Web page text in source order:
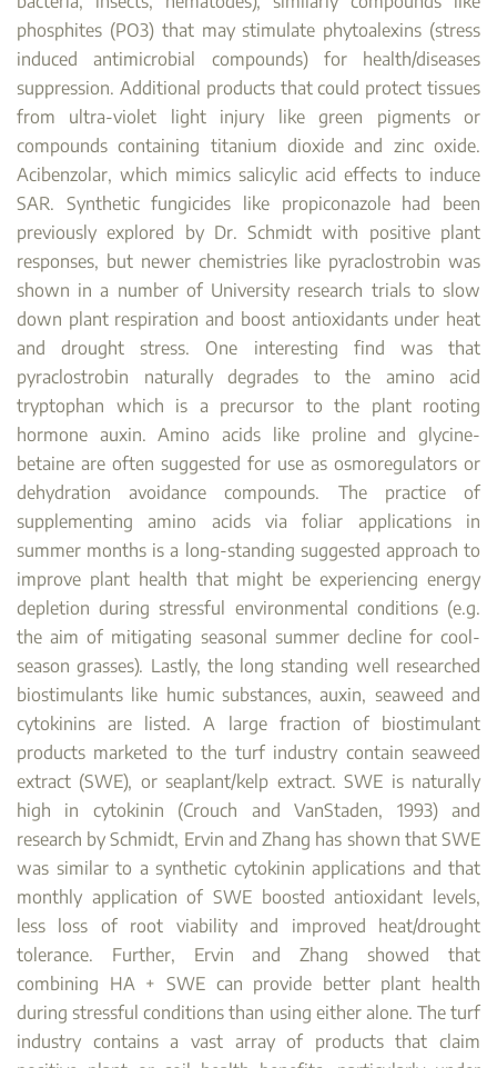
phosphites (PO3) that may stimulate phytoalexins (stress
induced antimicrobial compounds) for health/diseases
suppression. Additional products that could protect tissues
from ultra-violet light injury like green pigments or
compounds containing titanium dioxide and zinc oxide.
Acibenzolar, which mimics salicylic acid effects to induce
SAR. Synthetic fungicides like propiconazole had been
previously explored by Dr. Schmidt with positive plant
responses, but newer chemistries like pyraclostrobin was
shown in a number of University research trials to slow
down plant respiration and boost antioxidants under heat
and drought stress. One interesting find was that
pyraclostrobin naturally degrades to the amino acid
tryptophan which is a precursor to the plant rooting
hormone auxin. Amino acids like proline and glycine-
betaine are often suggested for use as osmoregulators or
dehydration avoidance compounds. The practice of
supplementing amino acids via foliar applications in
summer months is a long-standing suggested approach to
improve plant health that might be experiencing energy
depletion during stressful environmental conditions (e.g.
the aim of mitigating seasonal summer decline for cool-
season grasses). Lastly, the long standing well researched
biostimulants like humic substances, auxin, seaweed and
cytokinins are listed. A large fraction of biostimulant
products marketed to the turf industry contain seaweed
extract (SWE), or seaplant/kelp extract. SWE is naturally
high in cytokinin (Crouch and VanStaden, 1993) and
research by Schmidt, Ervin and Zhang has shown that SWE
was similar to a synthetic cytokinin applications and that
monthly application of SWE boosted antioxidant levels,
less loss of root viability and improved heat/drought
tolerance. Further, Ervin and Zhang showed that
combining HA + SWE can provide better plant health
during stressful conditions than using either alone. The turf
industry contains a vast array of products that claim